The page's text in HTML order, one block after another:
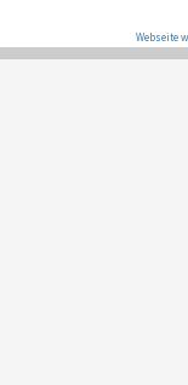
Webseite